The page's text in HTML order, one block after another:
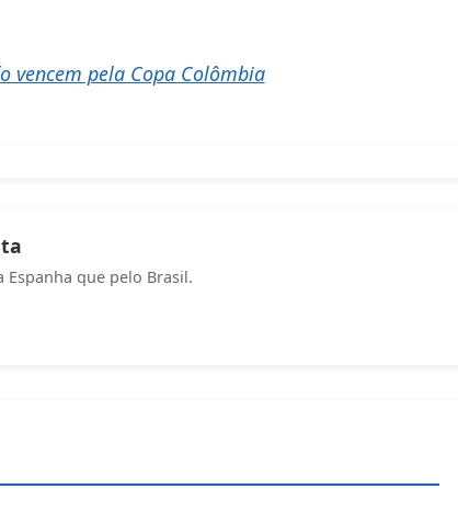
vencem pela Copa Colômbia
que pelo Brasil.